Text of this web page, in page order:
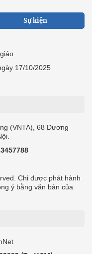
Sự kiện
17/10/2025
(VNTA), 68 Dương
Chỉ được phát hành
ý bằng văn bản của